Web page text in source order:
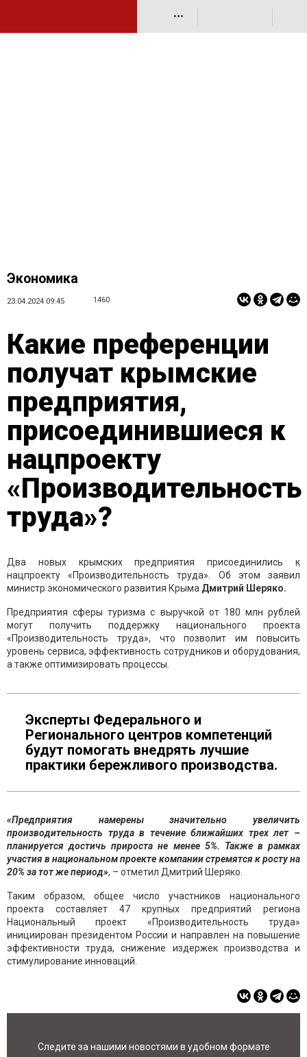
•••
Экономика
23.04.2024 09:45 1460
Какие преференции
получат крымские
предприятия,
присоединившиеся к
нацпроекту
«Производительность
труда»?
Два новых крымских предприятия присоединились к
нацпроекту «Производительность труда». Об этом заявил
министр экономического развития Крыма Дмитрий Шеряко.
Предприятия сферы туризма с выручкой от 180 млн рублей
могут получить поддержку национального проекта
«Производительность труда», что позволит им повысить
уровень сервиса, эффективность сотрудников и оборудования,
а также оптимизировать процессы.
Эксперты Федерального и
Регионального центров компетенций
будут помогать внедрять лучшие
практики бережливого производства.
«Предприятия намерены значительно увеличить
производительность труда в течение ближайших трех лет –
планируется достичь прироста не менее 5%. Также в рамках
участия в национальном проекте компании стремятся к росту на
20% за тот же период», – отметил Дмитрий Шеряко.
Таким образом, общее число участников национального
проекта составляет 47 крупных предприятий региона
Национальный проект «Производительность труда»
инициирован президентом России и направлен на повышение
эффективности труда, снижение издержек производства и
стимулирование инноваций.
Следите за нашими новостями в удобном формате